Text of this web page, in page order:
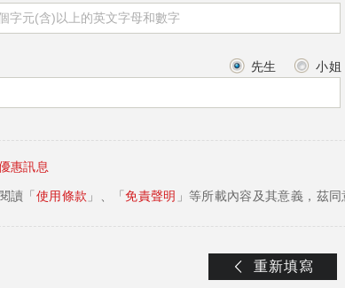
先生 小姐
惠訊息
讀「 使用條款 」、「免責聲明 」等所載內容及其意義，茲
重新填寫